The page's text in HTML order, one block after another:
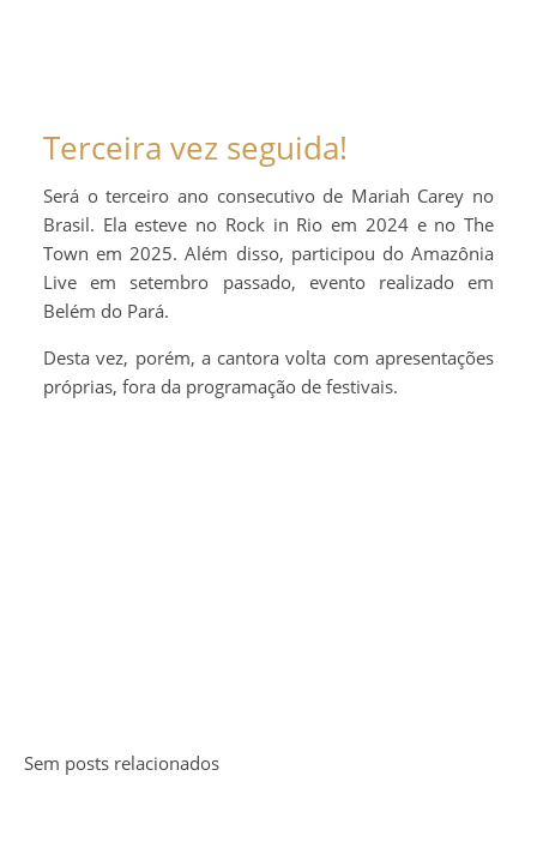
Terceira vez seguida!
Será o terceiro ano consecutivo de Mariah Carey no
Brasil. Ela esteve no Rock in Rio em 2024 e no The
Town em 2025. Além disso, participou do Amazônia
Live em setembro passado, evento realizado em
Belém do Pará.
Desta vez, porém, a cantora volta com apresentações
próprias, fora da programação de festivais.
Sem posts relacionados